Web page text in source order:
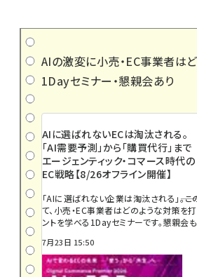
AIの激変に小売・EC事業者は
1Dayセミナー・懇親会あり
AIに選ばれないECは淘汰される。
「AI需要予測」から「購買代行」まで
エージェンティック・コマース時代の
EC戦略【8/26オフライン開催】
「AIに選ばれない企業は淘汰される」――。
て、小売・EC事業者はどのような対策を
ントを学べる1Dayセミナーです。懇親会も
7月23日 15:50